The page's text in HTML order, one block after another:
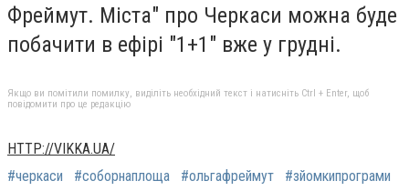
Фреймут. Міста" про Черкаси можна буде
побачити в ефірі "1+1" вже у грудні.
Якщо ви помітили помилку, виділіть необхідний текст і натисніть Ctrl + Enter, щоб
повідомити про це редакцію
HTTP://VIKKA.UA/
#черкаси
#соборнаплоща #ольгафреймут #зйомкипрограми